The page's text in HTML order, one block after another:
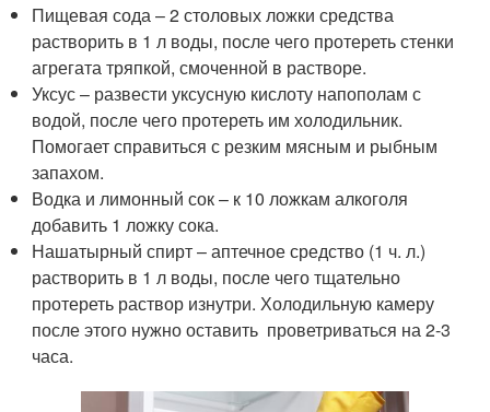
Пищевая сода – 2 столовых ложки средства
растворить в 1 л воды, после чего протереть стенки
агрегата тряпкой, смоченной в растворе.
Уксус – развести уксусную кислоту напополам с
водой, после чего протереть им холодильник.
Помогает справиться с резким мясным и рыбным
запахом.
Водка и лимонный сок – к 10 ложкам алкоголя
добавить 1 ложку сока.
Нашатырный спирт – аптечное средство (1 ч. л.)
растворить в 1 л воды, после чего тщательно
протереть раствор изнутри. Холодильную камеру
после этого нужно оставить проветриваться на 2-3
часа.